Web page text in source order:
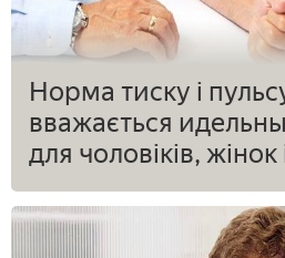
Норма тиску і
вважається
для чоловіків, жінок